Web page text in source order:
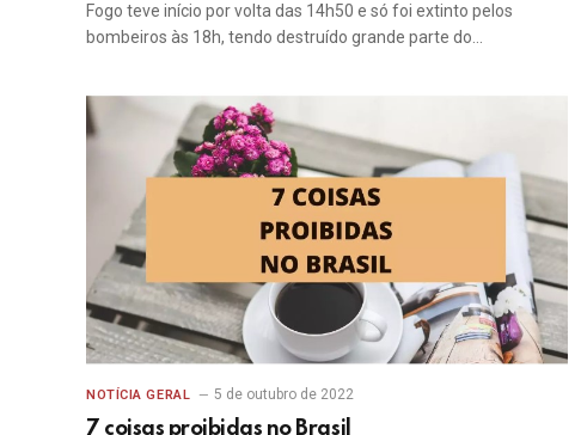
Fogo teve início por volta das 14h50 e só foi extinto pelos
bombeiros às 18h, tendo destruído grande parte do…
NOTÍCIA GERAL 5 de outubro de 2022
7 coisas proibidas no Brasil